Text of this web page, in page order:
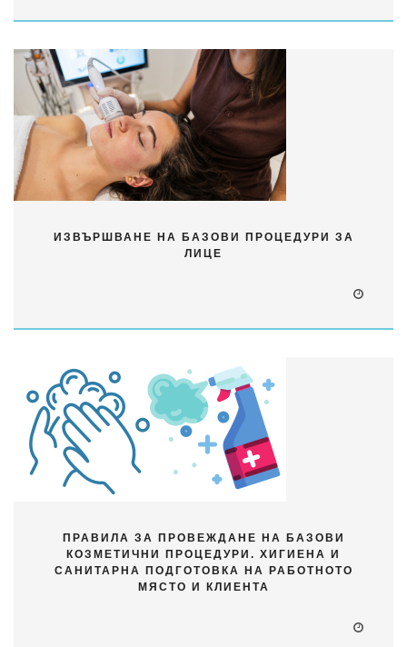
ИЗВЪРШВАНЕ НА БАЗОВИ ПРОЦЕДУРИ ЗА
ЛИЦЕ
ПРАВИЛА ЗА ПРОВЕЖДАНЕ НА БАЗОВИ
КОЗМЕТИЧНИ ПРОЦЕДУРИ. ХИГИЕНА И
САНИТАРНА ПОДГОТОВКА НА РАБОТНОТО
МЯСТО И КЛИЕНТА